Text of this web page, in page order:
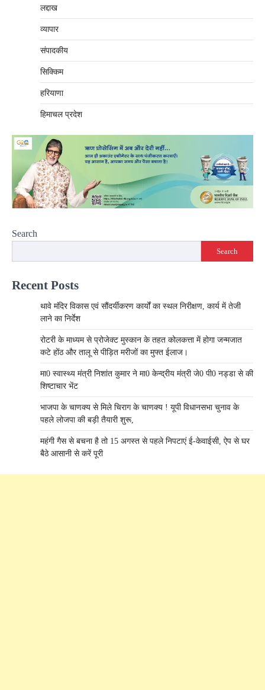
लद्दाख
व्यापार
संपादकीय
सिक्किम
हरियाणा
हिमाचल प्रदेश
Search
Search
Recent Posts
थावे मंदिर विकास एवं सौंदर्यीकरण कार्यों का स्थल निरीक्षण, कार्य में तेजी
लाने का निर्देश
रोटरी के माध्यम से प्रोजेक्ट मुस्कान के तहत कोलकत्ता में होगा जन्मजात
कटे होंठ और तालू से पीड़ित मरीजों का मुफ्त ईलाज।
मा0 स्वास्थ्य मंत्री निशांत कुमार ने मा0 केन्द्रीय मंत्री जे0 पी0 नड्डा से की
शिष्टाचार भेंट
भाजपा के चाणक्य से मिले चिराग के चाणक्य ! यूपी विधानसभा चुनाव के
पहले लोजपा की बड़ी तैयारी शुरू,
महंगी गैस से बचना है तो 15 अगस्त से पहले निपटाएं ई-केवाईसी, ऐप से घर
बैठे आसानी से करें पूरी